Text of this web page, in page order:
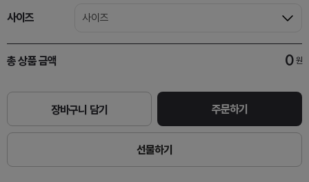
사이즈 사이즈
총 상품 금액 0 원
장바구니 담기 주문하기
선물하기